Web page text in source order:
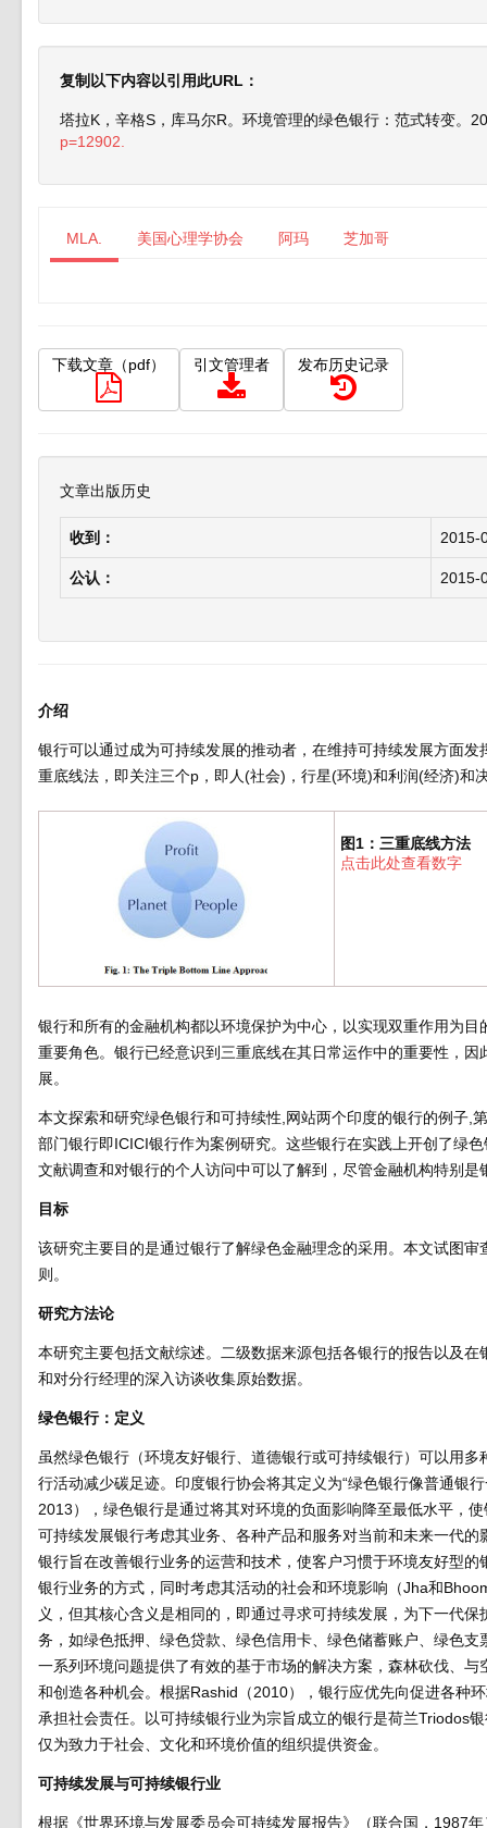
复制以下内容以引用此URL：
塔拉K，辛格S，库马尔R。环境管理的绿色银行：范式转变。
p=12902.
MLA. 美国心理学协会 阿玛 芝加哥
下载文章（pdf） 引文管理者 发布历史记录
文章出版历史
收到： 2015-
公认： 2015-
介绍
银行可以通过成为可持续发展的推动者，在维持可持续发展方面
重底线法，即关注三个p，即人(社会)，行星(环境)和利润(经济)和
图1：三重底线方法
点击此处查看数字
银行和所有的金融机构都以环境保护为中心，以实现双重作用为
重要角色。银行已经意识到三重底线在其日常运作中的重要性，
展。
本文探索和研究绿色银行和可持续性,网站两个印度的银行的例子,
部门银行即ICICI银行作为案例研究。这些银行在实践上开创了绿
文献调查和对银行的个人访问中可以了解到，尽管金融机构特别
目标
该研究主要目的是通过银行了解绿色金融理念的采用。本文试图
则。
研究方法论
本研究主要包括文献综述。二级数据来源包括各银行的报告以及
和对分行经理的深入访谈收集原始数据。
绿色银行：定义
虽然绿色银行（环境友好银行、道德银行或可持续银行）可以用
行活动减少碳足迹。印度银行协会将其定义为“绿色银行像普通银
2013），绿色银行是通过将其对环境的负面影响降至最低水平，
可持续发展银行考虑其业务、各种产品和服务对当前和未来一代
银行旨在改善银行业务的运营和技术，使客户习惯于环境友好型
银行业务的方式，同时考虑其活动的社会和环境影响（Jha和
义，但其核心含义是相同的，即通过寻求可持续发展，为下一代
务，如绿色抵押、绿色贷款、绿色信用卡、绿色储蓄账户、绿色
一系列环境问题提供了有效的基于市场的解决方案，森林砍伐、
和创造各种机会。根据Rashid（2010），银行应优先向促进各种
承担社会责任。以可持续银行业为宗旨成立的银行是荷兰Triodos
仅为致力于社会、文化和环境价值的组织提供资金。
可持续发展与可持续银行业
根据《世界环境与发展委员会可持续发展报告》（联合国，1987